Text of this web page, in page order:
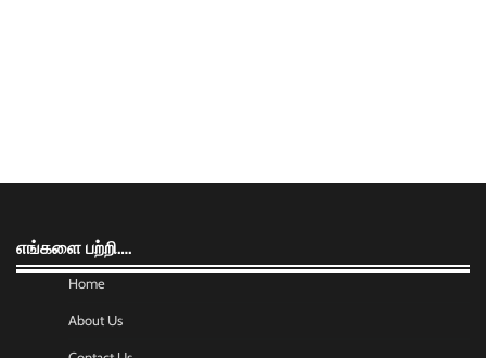
எங்களை பற்றி….
Home
About Us